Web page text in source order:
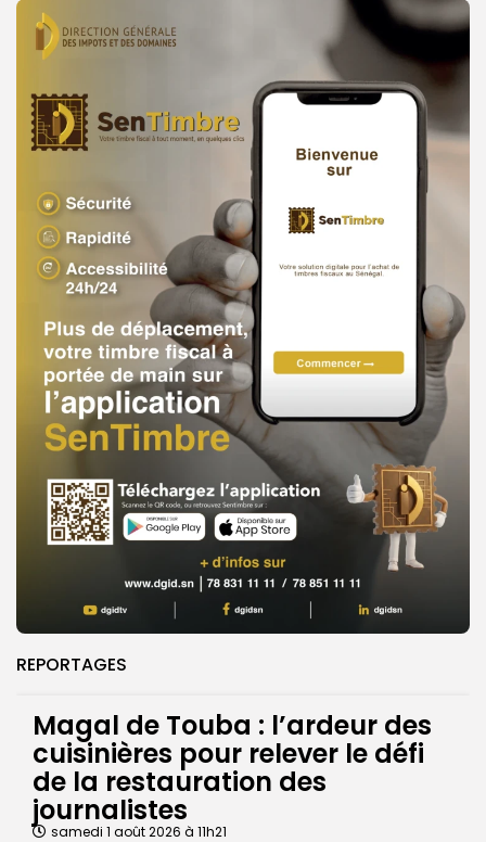
REPORTAGES
Magal de Touba : l’ardeur des
cuisinières pour relever le défi
de la restauration des
journalistes
samedi 1 août 2026 à 11h21